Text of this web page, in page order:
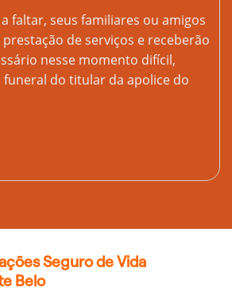
faltar, seus familiares ou amigos
de serviços e receberão
nesse momento difícil,
do titular da apolice do
Seguro de Vida
Belo